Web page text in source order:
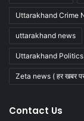
Uttarakhand Crime
uttarakhand news
Uttarakhand Politics
Zeta news ( हर खबर
Contact Us